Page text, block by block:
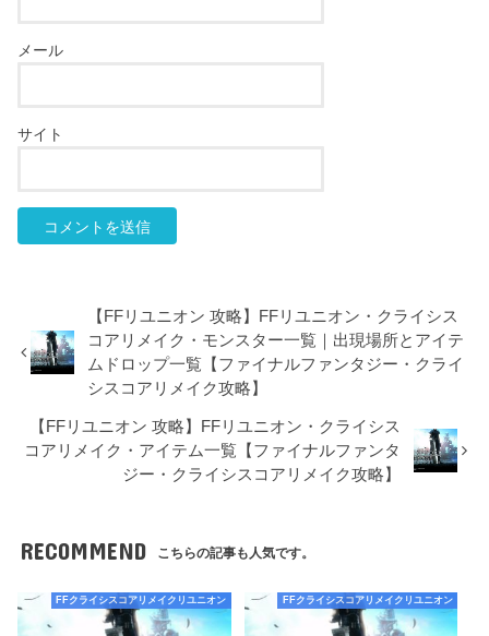
メール
サイト
【FFリユニオン 攻略】FFリユニオン・クライシス
コアリメイク・モンスター一覧｜出現場所とアイテ
ムドロップ一覧【ファイナルファンタジー・クライ
シスコアリメイク攻略】
【FFリユニオン 攻略】FFリユニオン・クライシス
コアリメイク・アイテム一覧【ファイナルファンタ
ジー・クライシスコアリメイク攻略】
RECOMMEND こちらの記事も人気です。
FFクライシスコアリメイクリユニオン FFクライシスコアリメイクリユニオン